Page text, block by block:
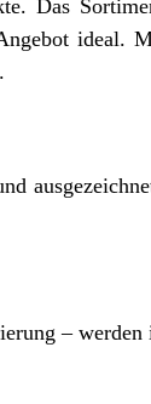
Das
ideal.
– werden